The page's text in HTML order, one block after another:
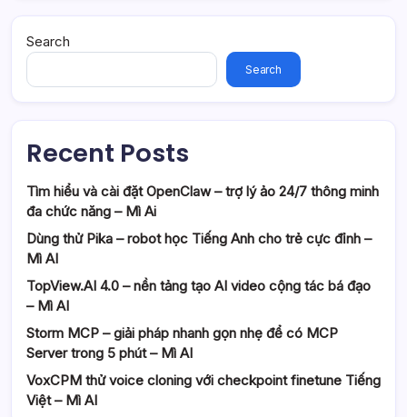
Search
Search
Recent Posts
Tìm hiểu và cài đặt OpenClaw – trợ lý ảo 24/7 thông minh
đa chức năng – Mì Ai
Dùng thử Pika – robot học Tiếng Anh cho trẻ cực đỉnh –
Mì AI
TopView.AI 4.0 – nền tảng tạo AI video cộng tác bá đạo
– Mì AI
Storm MCP – giải pháp nhanh gọn nhẹ để có MCP
Server trong 5 phút – Mì AI
VoxCPM thử voice cloning với checkpoint finetune Tiếng
Việt – Mì AI